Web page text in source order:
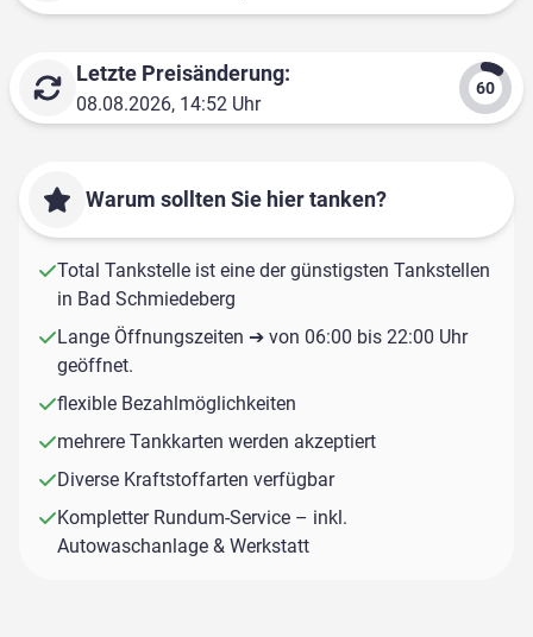
Letzte Preisänderung:
08.08.2026, 14:52 Uhr
Warum sollten Sie hier tanken?
Total Tankstelle ist eine der günstigsten Tankstellen
in Bad Schmiedeberg
Lange Öffnungszeiten ➔ von 06:00 bis 22:00 Uhr
geöffnet.
flexible Bezahlmöglichkeiten
mehrere Tankkarten werden akzeptiert
Diverse Kraftstoffarten verfügbar
Kompletter Rundum-Service – inkl.
Autowaschanlage & Werkstatt